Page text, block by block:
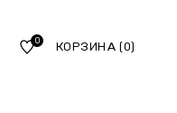
0 КОРЗИНА(0)